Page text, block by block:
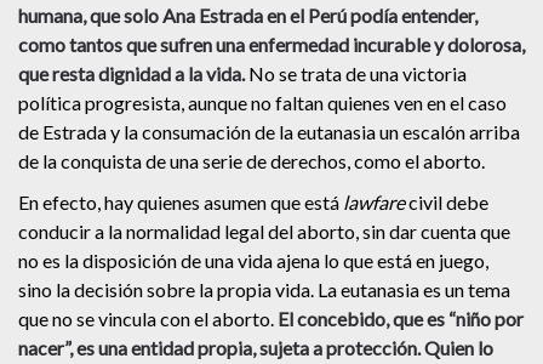
humana, que solo Ana Estrada en el Perú podía entender,
como tantos que sufren una enfermedad incurable y dolorosa,
que resta dignidad a la vida.No se trata de una victoria
política progresista, aunque no faltan quienes ven en el caso
de Estrada y la consumación de la eutanasia un escalón arriba
de la conquista de una serie de derechos, como el aborto.
En efecto, hay quienes asumen que está lawfarecivil debe
conducir a la normalidad legal del aborto, sin dar cuenta que
no es la disposición de una vida ajena lo que está en juego,
sino la decisión sobre la propia vida. La eutanasia es un tema
que no se vincula con el aborto. El concebido, que es “niño por
nacer”, es una entidad propia, sujeta a protección. Quien lo